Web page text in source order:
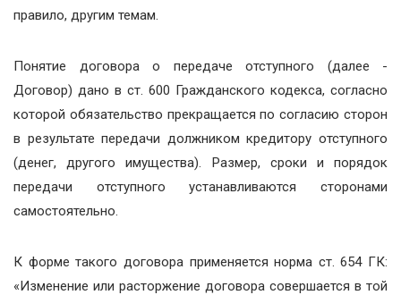
правило, другим темам.
Понятие договора о передаче отступного (далее -
Договор) дано в ст. 600 Гражданского кодекса, согласно
которой обязательство прекращается по согласию сторон
в результате передачи должником кредитору отступного
(денег, другого имущества). Размер, сроки и порядок
передачи отступного устанавливаются сторонами
самостоятельно.
К форме такого договора применяется норма ст. 654 ГК:
«Изменение или расторжение договора совершается в той